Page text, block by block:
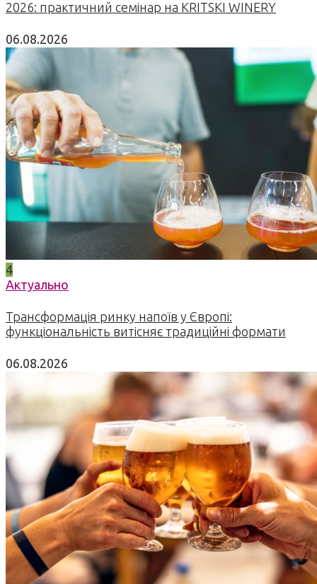
2026: практичний семінар на KRITSKI WINERY
06.08.2026
4
Актуально
Трансформація ринку напоїв у Європі:
функціональність витісняє традиційні формати
06.08.2026